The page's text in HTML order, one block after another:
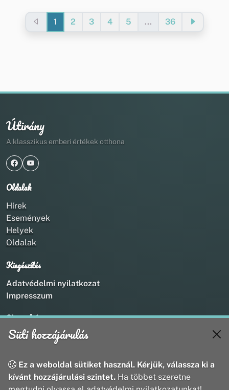
1 2 3 4 5 ... 36
Útirány
A klasszikus emberi értékek otthona
Oldalak
Hírek
Események
Helyek
Oldalak
Kiegészítés
Adatvédelmi nyilatkozat
Impresszum
Kapcsolat
+36 20 211 1888
webmaster@utirany.hu
8419 Csesznek, Vasút u.18.
Süti hozzájárulás
Ez a weboldal sütiket használ. Kérjük, válassza ki a
kívánt hozzájárulási szintet. Ha többet szeretne